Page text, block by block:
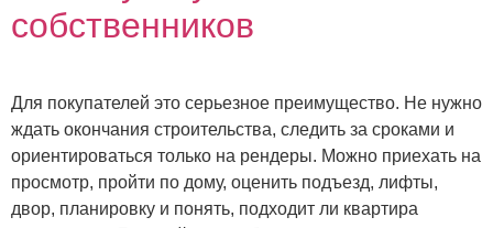
собственников
Для покупателей это серьезное преимущество. Не нужно
ждать окончания строительства, следить за сроками и
ориентироваться только на рендеры. Можно приехать на
просмотр, пройти по дому, оценить подъезд, лифты,
двор, планировку и понять, подходит ли квартира